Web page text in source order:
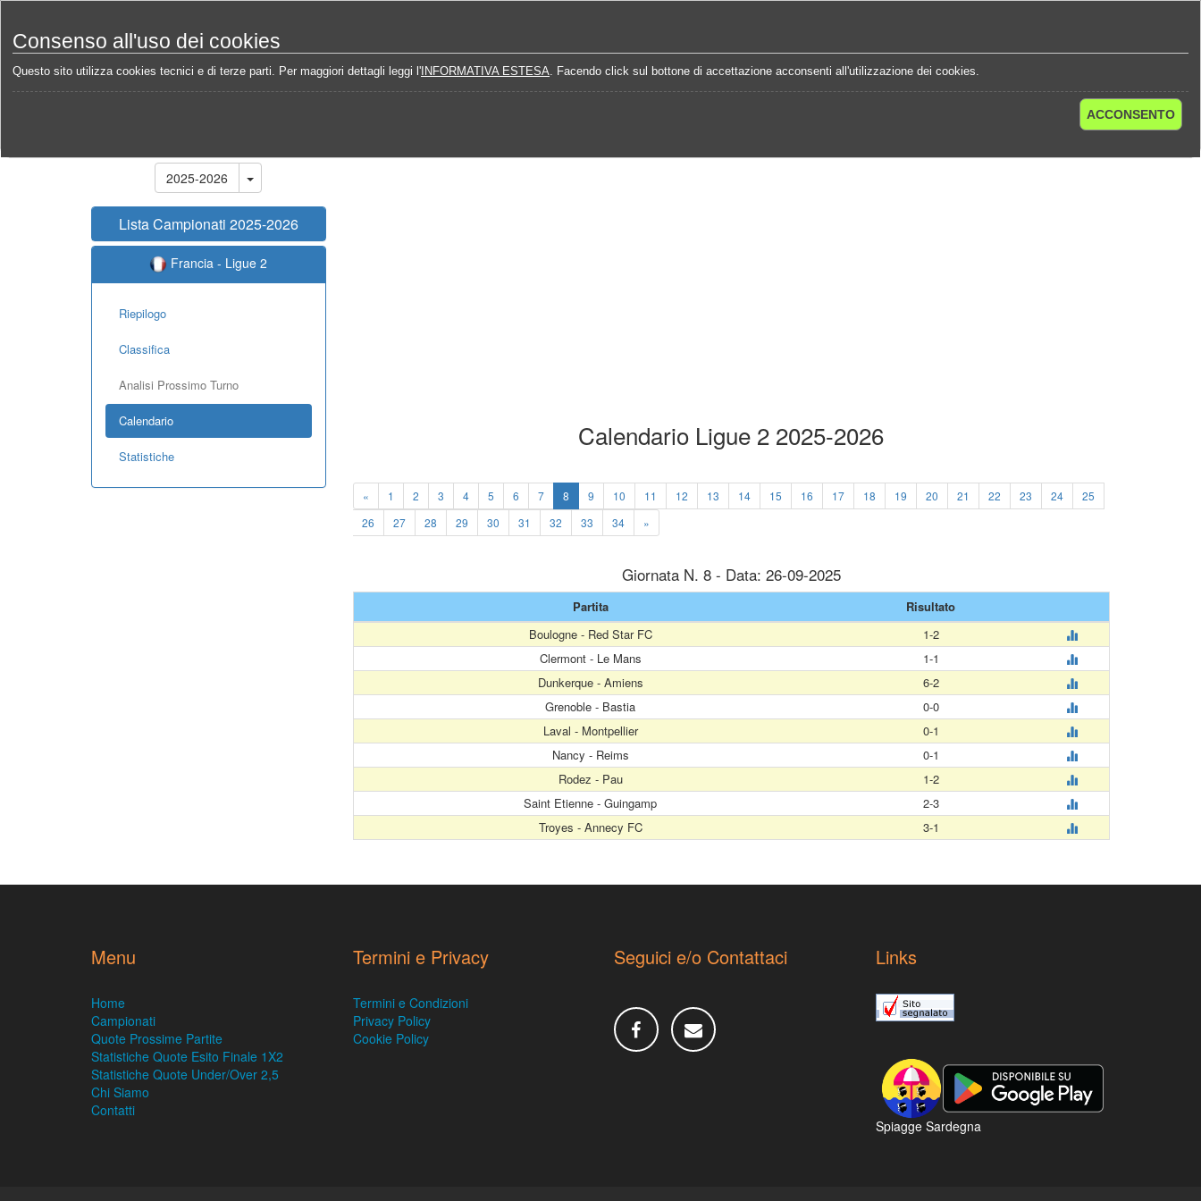
Consenso all'uso dei cookies
Questo sito utilizza cookies tecnici e di terze parti. Per maggiori dettagli leggi l' INFORMATIVA ESTESA. Facendo click sul bottone di accettazione acconsenti all'utilizzazione dei cookies.
ACCONSENTO
Home Campionati Francia - Ligue 2 2025-2026 Calendario
2025-2026
Lista Campionati 2025-2026
Francia - Ligue 2
Riepilogo
Classifica
Analisi Prossimo Turno
Calendario
Statistiche
Calendario Ligue 2 2025-2026
« 1 2 3 4 5 6 7 8 9 10 11 12 13 14 15 16 17 18 19 20 21 22 23 24
25
26
27 28 29 30 31 32 33 34 »
Giornata N. 8 - Data: 26-09-2025
Partita
Risultato
Boulogne - Red Star FC
1-2
Clermont - Le Mans
1-1
Dunkerque - Amiens
6-2
Grenoble - Bastia
0-0
Laval - Montpellier
0-1
Nancy - Reims
0-1
Rodez - Pau
1-2
Saint Etienne - Guingamp
2-3
Troyes - Annecy FC
3-1
Menu
Home
Campionati
Quote Prossime Partite
Statistiche Quote Esito Finale 1X2
Statistiche Quote Under/Over 2,5
Chi Siamo
Contatti
Termini e Privacy
Termini e Condizioni
Privacy Policy
Cookie Policy
Seguici e/o Contattaci Links
Spiagge Sardegna